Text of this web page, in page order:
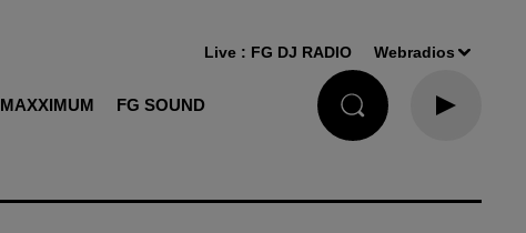
MAXXIMUM FG SOUND
Live : FG DJ RADIO Webradios